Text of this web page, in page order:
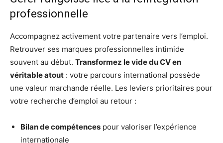
professionnelle
Accompagnez activement votre partenaire vers l’emploi.
Retrouver ses marques professionnelles intimide
souvent au début. Transformez le vide du CV en
véritable atout : votre parcours international possède
une valeur marchande réelle. Les leviers prioritaires pour
votre recherche d’emploi au retour :
Bilan de compétences pour valoriser l’expérience
internationale